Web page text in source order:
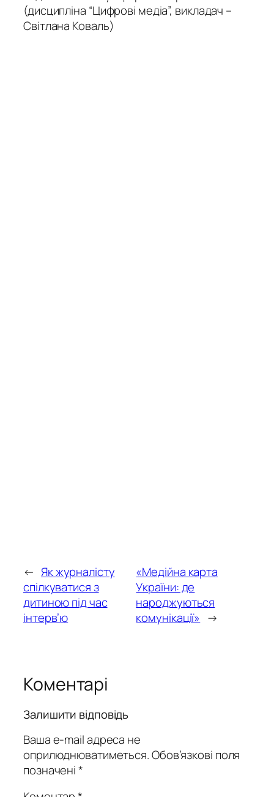
(дисципліна “Цифрові медіа”, викладач –
Світлана Коваль)
← Як журналісту
спілкуватися з
дитиною під час
інтерв’ю
«Медійна карта
України: де
народжуються
комунікації» →
Коментарі
Залишити відповідь
Ваша e-mail адреса не
оприлюднюватиметься.Обов’язкові поля
позначені*